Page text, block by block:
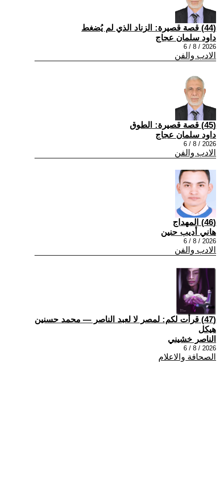
(44) قصة قصيرة: الزناد الذي لم يُضغط
داود سلمان عجاج
2026 / 8 / 6
الادب والفن
(45) قصة قصيرة: الطوق
داود سلمان عجاج
2026 / 8 / 6
الادب والفن
(46) المهداج
هاني أديب حنين
2026 / 8 / 6
الادب والفن
(47) قرأت لكم: لمصر لا لعبد الناصر — محمد حسنين
هيكل
الناصر خشيني
2026 / 8 / 6
الصحافة والاعلام